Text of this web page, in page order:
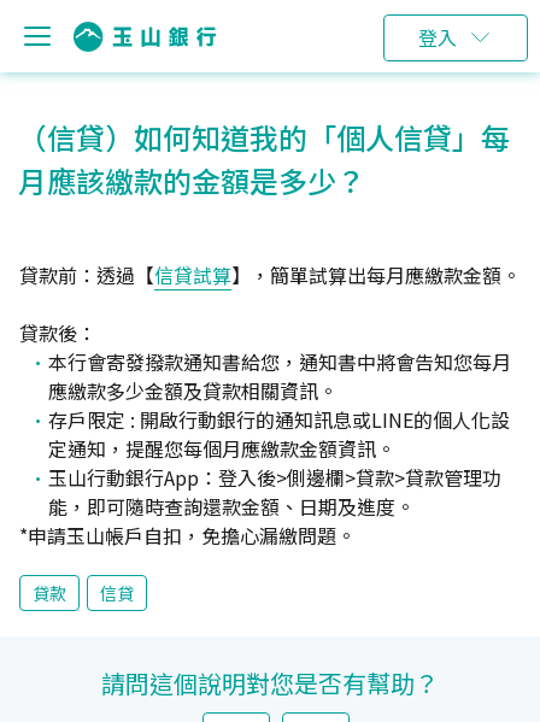
登入
（信貸）如何知道我的「個人信貸」每
月應該繳款的金額是多少？
貸款前：透過【信貸試算】，簡單試算出每月應繳款金額。
貸款後：
本行會寄發撥款通知書給您，通知書中將會告知您每月
應繳款多少金額及貸款相關資訊。
存戶限定 : 開啟行動銀行的通知訊息或LINE的個人化設
定通知，提醒您每個月應繳款金額資訊。
玉山行動銀行App：登入後>側邊欄>貸款>貸款管理功
能，即可隨時查詢還款金額、日期及進度。
*申請玉山帳戶自扣，免擔心漏繳問題。
貸款 信貸
請問這個說明對您是否有幫助？